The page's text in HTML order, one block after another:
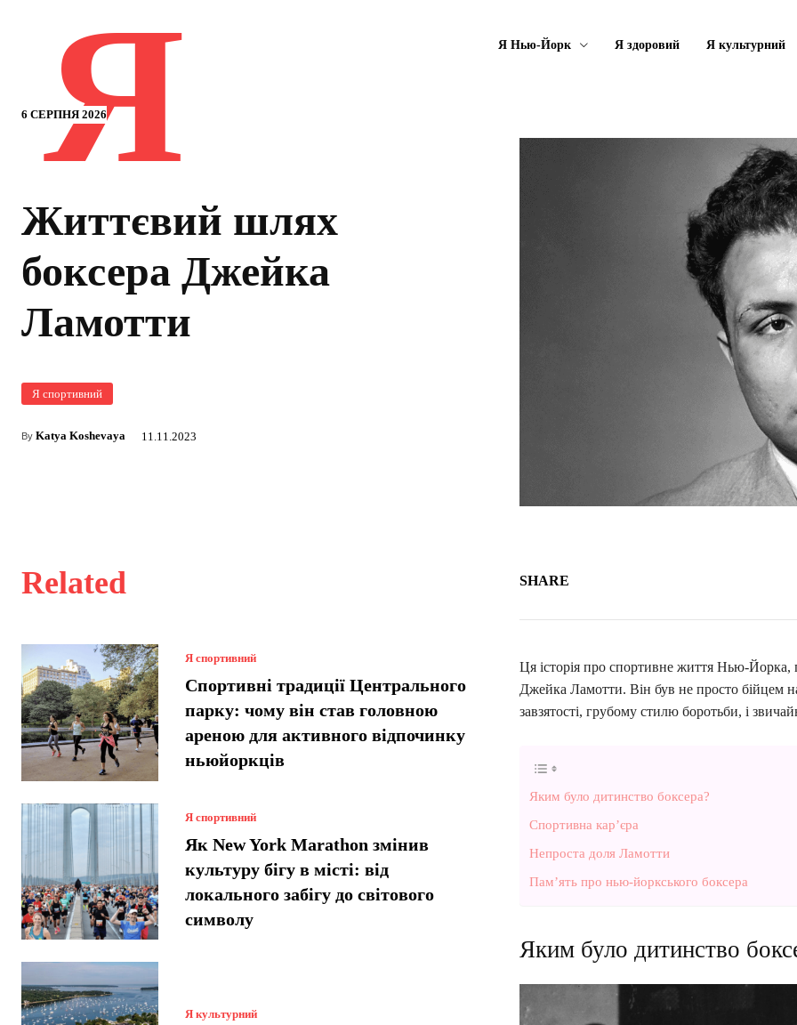
6 СЕРПНЯ 2026
Я Я Нью-Йорк Я здоровий Я культурний
Життєвий шлях
боксера Джейка
Ламотти
Я спортивний
By Katya Koshevaya 11.11.2023
Related
Я спортивний
Спортивні традиції Центрального
парку: чому він став головною
ареною для активного відпочинку
ньюйоркців
Я спортивний
Як New York Marathon змінив
культуру бігу в місті: від
локального забігу до світового
символу
Я культурний
SHARE
Ця історія про спортивне життя Нью-Йорка,
Джейка Ламотти. Він був не просто бійцем
завзятості, грубому стилю боротьби, і
Яким було дитинство боксера?
Спортивна кар’єра
Непроста доля Ламотти
Пам’ять про нью-йоркського боксера
Яким було дитинство